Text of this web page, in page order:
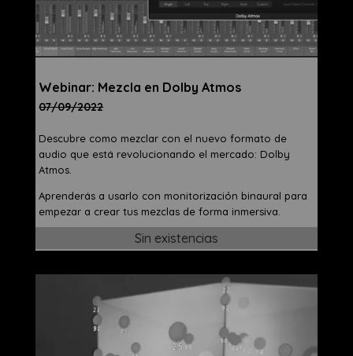
Webinar​: Mezcla en Dolby Atmos
07/09/2022
Descubre como mezclar con el nuevo formato de
audio que está revolucionando el mercado: Dolby
Atmos.
Aprenderás a usarlo con monitorización binaural para
empezar a crear tus mezclas de forma inmersiva.
Sin existencias